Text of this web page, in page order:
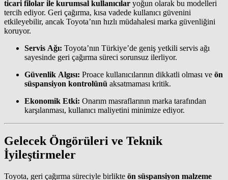
ticari filolar ile kurumsal kullanıcılar yoğun olarak bu modelleri
tercih ediyor. Geri çağırma, kısa vadede kullanıcı güvenini
etkileyebilir, ancak Toyota’nın hızlı müdahalesi marka güvenliğini
koruyor.
Servis Ağı: Toyota’nın Türkiye’de geniş yetkili servis ağı
sayesinde geri çağırma süreci sorunsuz ilerliyor.
Güvenlik Algısı: Proace kullanıcılarının dikkatli olması ve ön
süspansiyon kontrolünü aksatmaması kritik.
Ekonomik Etki: Onarım masraflarının marka tarafından
karşılanması, kullanıcı maliyetini minimize ediyor.
Gelecek Öngörüleri ve Teknik
İyileştirmeler
Toyota, geri çağırma süreciyle birlikte ön süspansiyon malzeme